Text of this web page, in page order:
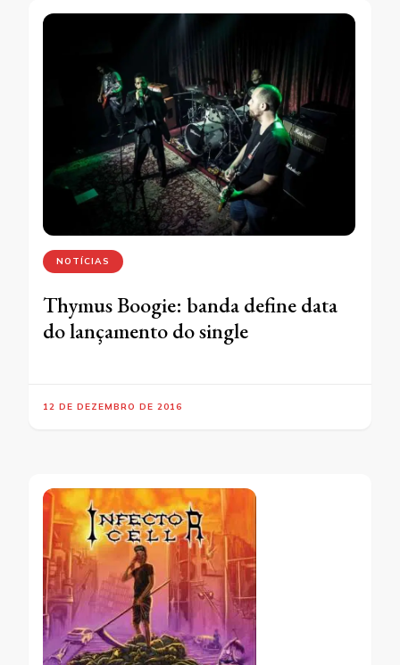
NOTÍCIAS
Thymus Boogie: banda define data
do lançamento do single
12 DE DEZEMBRO DE 2016